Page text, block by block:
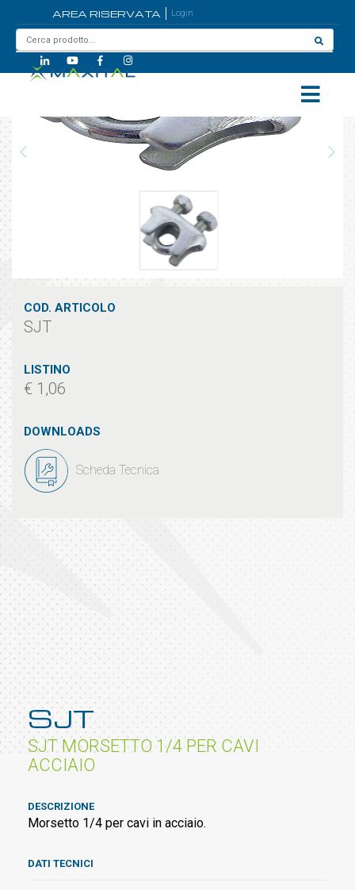
AREA RISERVATA Login
SJT
COD. ARTICOLO
SJT
LISTINO
€ 1,06
DOWNLOADS
Scheda Tecnica
SJT
SJT MORSETTO 1/4 PER CAVI
ACCIAIO
DESCRIZIONE
Morsetto 1/4 per cavi in acciaio.
DATI TECNICI